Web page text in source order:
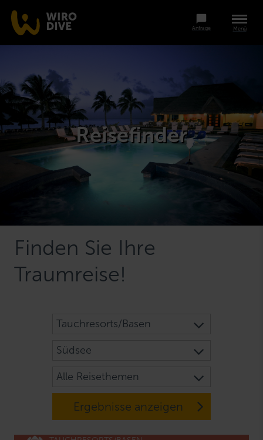
Menü
Anfrage
Reisefinder
Finden Sie Ihre
Traumreise!
Tauchresorts/Basen
Südsee
Alle Reisethemen
Ergebnisse anzeigen